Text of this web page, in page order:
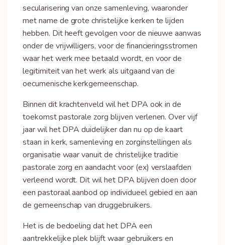
secularisering van onze samenleving, waaronder
met name de grote christelijke kerken te lijden
hebben. Dit heeft gevolgen voor de nieuwe aanwas
onder de vrijwilligers, voor de financieringsstromen
waar het werk mee betaald wordt, en voor de
legitimiteit van het werk als uitgaand van de
oecumenische kerkgemeenschap.
Binnen dit krachtenveld wil het DPA ook in de
toekomst pastorale zorg blijven verlenen. Over vijf
jaar wil het DPA duidelijker dan nu op de kaart
staan in kerk, samenleving en zorginstellingen als
organisatie waar vanuit de christelijke traditie
pastorale zorg en aandacht voor (ex) verslaafden
verleend wordt. Dit wil het DPA blijven doen door
een pastoraal aanbod op individueel gebied en aan
de gemeenschap van druggebruikers.
Het is de bedoeling dat het DPA een
aantrekkelijke plek blijft waar gebruikers en